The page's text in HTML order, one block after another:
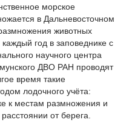
морское
в Дальневосточном
животных
год в заповеднике с
научного центра
ДВО РАН проводят
время такие
лодочного учёта:
к местам размножения и
от берега.